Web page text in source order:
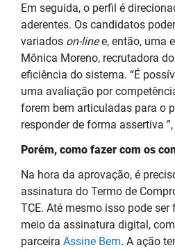
Em seguida, o perfil é
aderentes. Os candidatos
variados on-linee, então, uma
Mônica Moreno, recrutadora
eficiência do sistema. “É
uma avaliação por
forem bem articuladas para o
responder de forma assertiva
Porém, como fazer com os
Na hora da aprovação, é
assinatura do Termo de
TCE. Até mesmo isso pode
meio da assinatura digital,
parceira Assine Bem. A ação